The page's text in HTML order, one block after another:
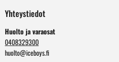
Yhteystiedot
Huolto ja varaosat
0408329300
huolto@iceboys.fi